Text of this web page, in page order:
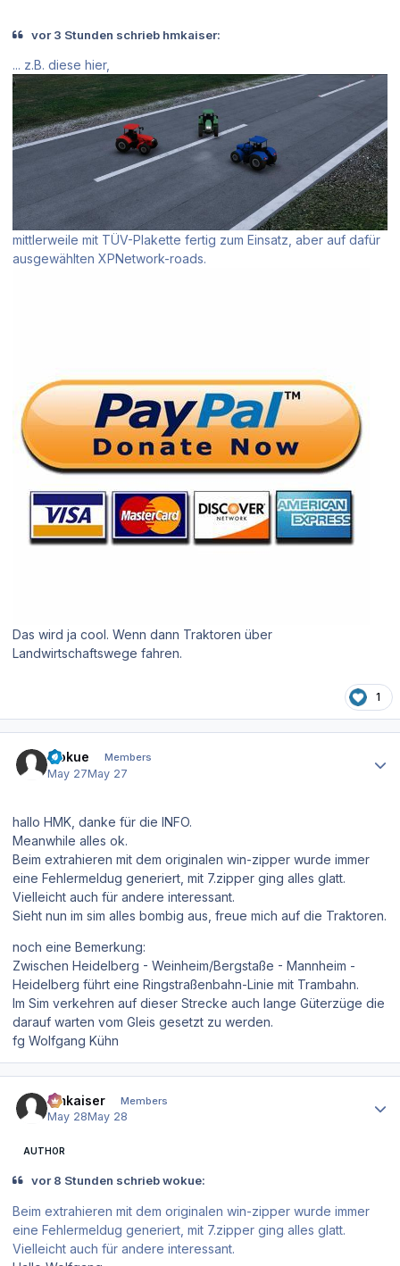
vor 3 Stunden schrieb hmkaiser:
... z.B. diese hier,
mittlerweile mit TÜV-Plakette fertig zum Einsatz, aber auf dafür
ausgewählten XPNetwork-roads.
Das wird ja cool. Wenn dann Traktoren über
Landwirtschaftswege fahren.
1
wokue Members
May 27May 27
hallo HMK, danke für die INFO.
Meanwhile alles ok.
Beim extrahieren mit dem originalen win-zipper wurde immer
eine Fehlermeldug generiert, mit 7.zipper ging alles glatt.
Vielleicht auch für andere interessant.
Sieht nun im sim alles bombig aus, freue mich auf die Traktoren.
noch eine Bemerkung:
Zwischen Heidelberg - Weinheim/Bergstaße - Mannheim -
Heidelberg führt eine Ringstraßenbahn-Linie mit Trambahn.
Im Sim verkehren auf dieser Strecke auch lange Güterzüge die
darauf warten vom Gleis gesetzt zu werden.
fg Wolfgang Kühn
hmkaiser Members
May 28May 28
AUTHOR
vor 8 Stunden schrieb wokue:
Beim extrahieren mit dem originalen win-zipper wurde immer
eine Fehlermeldug generiert, mit 7.zipper ging alles glatt.
Vielleicht auch für andere interessant.